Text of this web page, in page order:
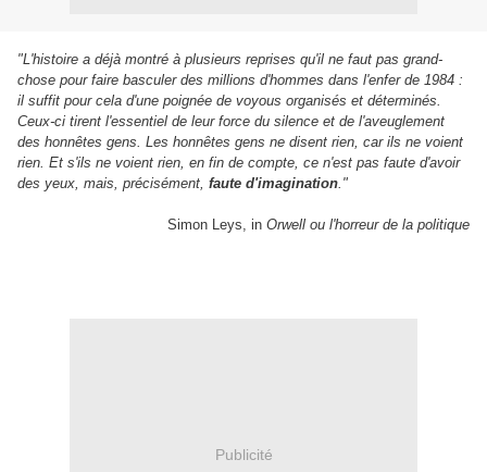
"L'histoire a déjà montré à plusieurs reprises qu'il ne faut pas grand-
chose pour faire basculer des millions d'hommes dans l'enfer de 1984 :
il suffit pour cela d'une poignée de voyous organisés et déterminés.
Ceux-ci tirent l'essentiel de leur force du silence et de l'aveuglement
des honnêtes gens. Les honnêtes gens ne disent rien, car ils ne voient
rien. Et s'ils ne voient rien, en fin de compte, ce n'est pas faute d'avoir
des yeux, mais, précisément, faute d'imagination."
Simon Leys, in Orwell ou l'horreur de la politique
Publicité